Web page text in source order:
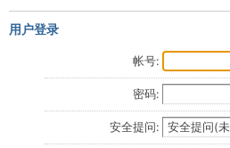
用户登录
帐号:
密码:
安全提问: